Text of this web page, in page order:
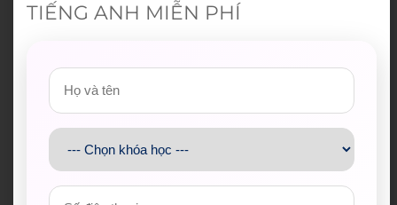
12+
90+
TIẾNG ANH MIỄN PHÍ